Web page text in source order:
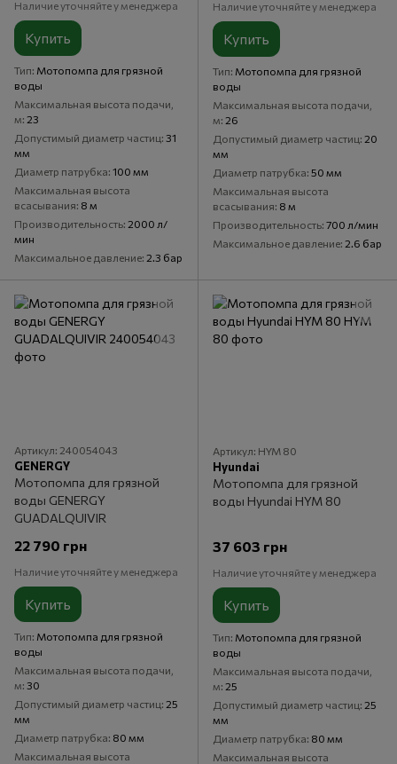
Наличие уточняйте у менеджера
Купить
Тип Мотопомпа для грязной
воды
Максимальная высота подачи,
м 23
Допустимый диаметр частиц 31
мм
Диаметр патрубка 100 мм
Максимальная высота
всасывания 8 м
Производительность 2000 л/
мин
Максимальное давление 2.3 бар
Наличие уточняйте у менеджера
Купить
Тип Мотопомпа для грязной
воды
Максимальная высота подачи,
м 26
Допустимый диаметр частиц 20
мм
Диаметр патрубка 50 мм
Максимальная высота
всасывания 8 м
Производительность 700 л/мин
Максимальное давление 2.6 бар
Артикул: 240054043
GENERGY
Мотопомпа для грязной
воды GENERGY
GUADALQUIVIR
22 790 грн
Наличие уточняйте у менеджера
Купить
Тип Мотопомпа для грязной
воды
Максимальная высота подачи,
м 30
Допустимый диаметр частиц 25
мм
Диаметр патрубка 80 мм
Максимальная высота
Артикул: HYM 80
Hyundai
Мотопомпа для грязной
воды Hyundai HYM 80
37 603 грн
Наличие уточняйте у менеджера
Купить
Тип Мотопомпа для грязной
воды
Максимальная высота подачи,
м 25
Допустимый диаметр частиц 25
мм
Диаметр патрубка 80 мм
Максимальная высота